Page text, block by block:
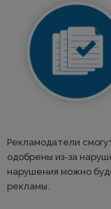
Рекламодатели
одобрены из-за
нарушения можно
рекламы.